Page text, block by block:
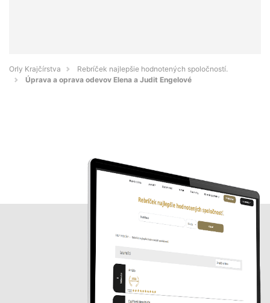
Orly Krajčírstva
Rebríček najlepšie hodnotených spoločností.
Úprava a oprava odevov Elena a Judit Engelové